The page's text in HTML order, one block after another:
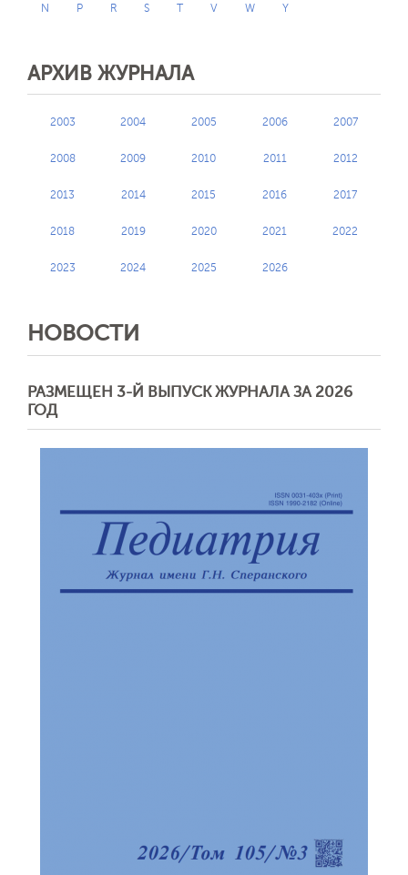
N P R S T V W Y
АРХИВ ЖУРНАЛА
2003 2004 2005 2006 2007
2008 2009 2010 2011 2012
2013 2014 2015 2016 2017
2018 2019 2020 2021 2022
2023 2024 2025 2026
НОВОСТИ
РАЗМЕЩЕН 3-Й ВЫПУСК ЖУРНАЛА ЗА 2026
ГОД